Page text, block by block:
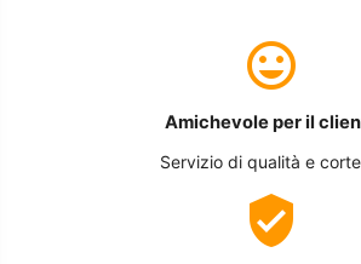
Amichevole per il
Servizio di qualità e